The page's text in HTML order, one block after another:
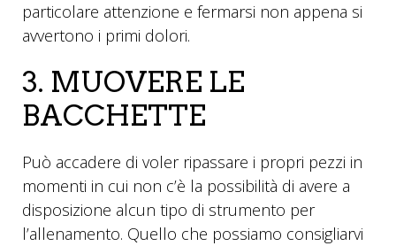
particolare attenzione e fermarsi non appena si
avvertono i primi dolori.
3. MUOVERE LE
BACCHETTE
Può accadere di voler ripassare i propri pezzi in
momenti in cui non c’è la possibilità di avere a
disposizione alcun tipo di strumento per
l’allenamento. Quello che possiamo consigliarvi